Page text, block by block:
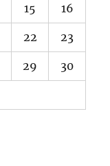
15 16
22 23
29 30